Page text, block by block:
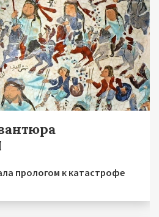
прологом к катастрофе